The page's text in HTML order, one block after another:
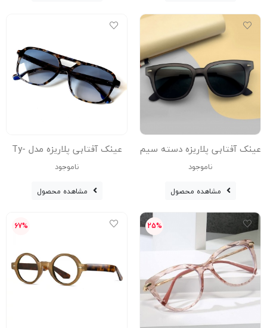
عینک آفتابی پلاریزه دسته سیم
6203-Grn
ناموجود
مشاهده محصول
عینک آفتابی پلاریزه مدل Ty-
081-Leo
ناموجود
مشاهده محصول
25%
67%